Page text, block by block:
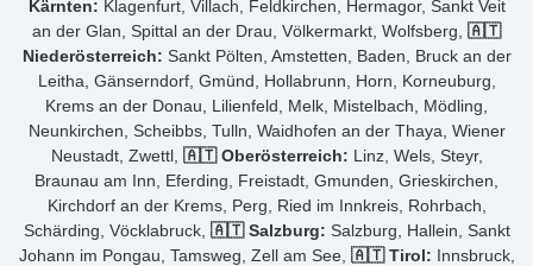
Kärnten: Klagenfurt, Villach, Feldkirchen, Hermagor, Sankt Veit
an der Glan, Spittal an der Drau, Völkermarkt, Wolfsberg, 🇦🇹
Niederösterreich: Sankt Pölten, Amstetten, Baden, Bruck an der
Leitha, Gänserndorf, Gmünd, Hollabrunn, Horn, Korneuburg,
Krems an der Donau, Lilienfeld, Melk, Mistelbach, Mödling,
Neunkirchen, Scheibbs, Tulln, Waidhofen an der Thaya, Wiener
Neustadt, Zwettl, 🇦🇹 Oberösterreich: Linz, Wels, Steyr,
Braunau am Inn, Eferding, Freistadt, Gmunden, Grieskirchen,
Kirchdorf an der Krems, Perg, Ried im Innkreis, Rohrbach,
Schärding, Vöcklabruck, 🇦🇹 Salzburg: Salzburg, Hallein, Sankt
Johann im Pongau, Tamsweg, Zell am See, 🇦🇹 Tirol: Innsbruck,